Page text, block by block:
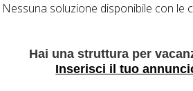
Nessuna soluzione disponibile con le
Hai una struttura per
Inserisci il tuo